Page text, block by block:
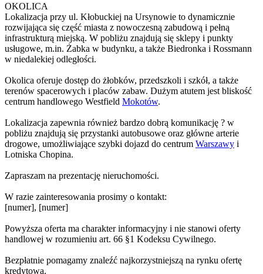
OKOLICA
Lokalizacja przy ul. Kłobuckiej na Ursynowie to dynamicznie
rozwijająca się część miasta z nowoczesną zabudową i pełną
infrastrukturą miejską. W pobliżu znajdują się sklepy i punkty
usługowe, m.in. Żabka w budynku, a także Biedronka i Rossmann
w niedalekiej odległości.
Okolica oferuje dostęp do żłobków, przedszkoli i szkół, a także
terenów spacerowych i placów zabaw. Dużym atutem jest bliskość
centrum handlowego Westfield Mokotów.
Lokalizacja zapewnia również bardzo dobrą komunikację ? w
pobliżu znajdują się przystanki autobusowe oraz główne arterie
drogowe, umożliwiające szybki dojazd do centrum Warszawy i
Lotniska Chopina.
Zapraszam na prezentację nieruchomości.
W razie zainteresowania prosimy o kontakt:
[numer], [numer]
Powyższa oferta ma charakter informacyjny i nie stanowi oferty
handlowej w rozumieniu art. 66 §1 Kodeksu Cywilnego.
Bezpłatnie pomagamy znaleźć najkorzystniejszą na rynku ofertę
kredytową.